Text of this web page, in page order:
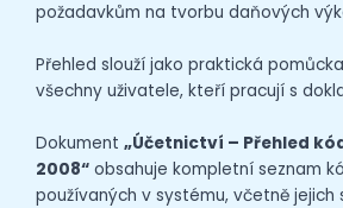
požadavkům na tvorbu daňových
Přehled slouží jako praktická
všechny uživatele, kteří pracují s
Dokument „Účetnictví – Přehled
2008“ obsahuje kompletní seznam
používaných v systému, včetně jejich